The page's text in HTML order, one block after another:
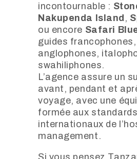
incontournable :
Nakupenda Island ,
ou encore Safari
guides francophones,
anglophones,
swahiliphones.
L’agence assure un
avant, pendant et
voyage, avec une
formée aux standards
internationaux de
management.
Si vous pensez